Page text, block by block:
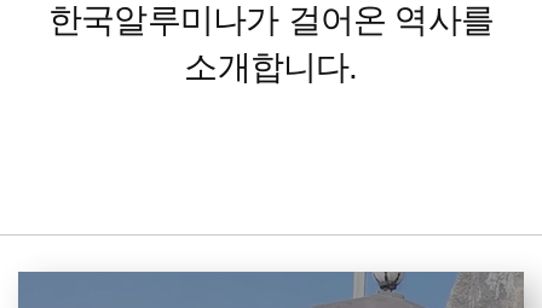
한국알루미나가 걸어온 역사를
소개합니다.